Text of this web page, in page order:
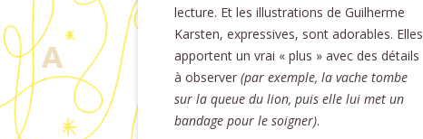
lecture. Et les illustrations de Guilherme
Karsten, expressives, sont adorables. Elles
apportent un vrai « plus » avec des détails
à observer (par exemple, la vache tombe
sur la queue du lion, puis elle lui met un
bandage pour le soigner).